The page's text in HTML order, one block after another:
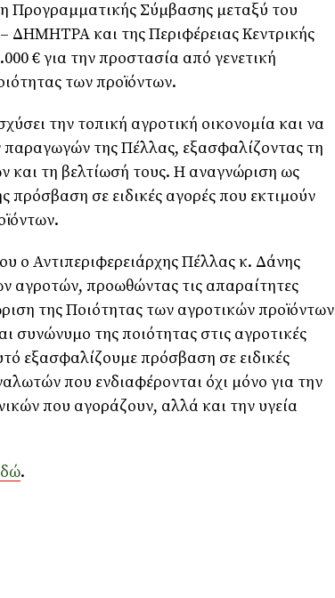
Προγραμματικής Σύμβασης μεταξύ του
ΔΗΜΗΤΡΑ και της Περιφέρειας Κεντρικής
€ για την προστασία από γενετική
των προϊόντων.
την τοπική αγροτική οικονομία και να
παραγωγών της Πέλλας, εξασφαλίζοντας τη
και τη βελτίωσή τους. Η αναγνώριση ως
σε ειδικές αγορές που εκτιμούν
ο Αντιπεριφερειάρχης Πέλλας κ. Δάνης
αγροτών, προωθώντας τις απαραίτητες
της Ποιότητας των αγροτικών προϊόντων
συνώνυμο της ποιότητας στις αγροτικές
εξασφαλίζουμε πρόσβαση σε ειδικές
που ενδιαφέρονται όχι μόνο για την
που αγοράζουν, αλλά και την υγεία
.